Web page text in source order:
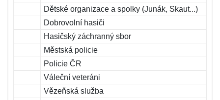
Dětské organizace a spolky (Junák, Skaut...)
Dobrovolní hasiči
Hasičský záchranný sbor
Městská policie
Policie ČR
Váleční veteráni
Vězeňská služba